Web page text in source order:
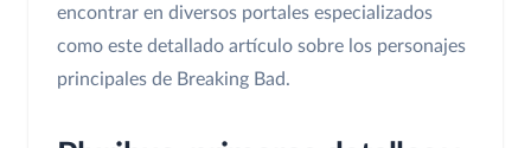
encontrar en diversos portales especializados
como este detallado artículo sobre los personajes
principales de Breaking Bad.